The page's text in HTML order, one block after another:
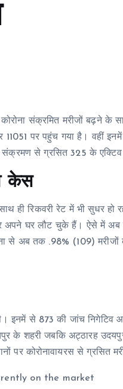
संक्रमित मरीजों बढ़ने के
11051 पर पहुंच गया है। वहीं
से ग्रसित 325 के
केस
ही रिकवरी रेट में भी सुधर हो
अपने घर लौट चुके हैं। ऐसे में अब
से अब तक .98% (109) मरीजों
इनमें से 873 की जांच निगेटिव
के शहरी जबकि अट्ठारह
पर कोरोनावायरस से ग्रसित
on the market